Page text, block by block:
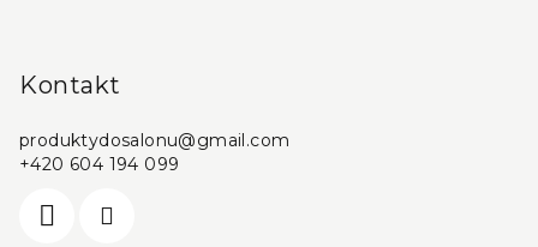
Kontakt
produktydosalonu@gmail.com
+420 604 194 099